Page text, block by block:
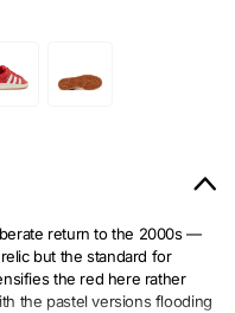
return to the 2000s —
but the standard for
the red here rather
the pastel versions flooding